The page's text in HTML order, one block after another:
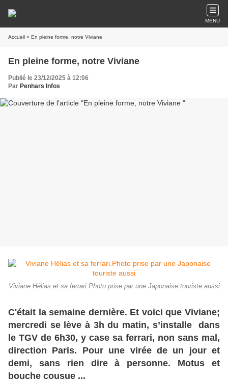
MENU
Accueil » En pleine forme, notre Viviane
En pleine forme, notre Viviane
Publié le 23/12/2025 à 12:06
Par Penhars Infos
Viviane Hélias et sa ferrari.Photo prise par une Japonaise touriste aussi
C'était la semaine dernière. Et voici que Viviane;
mercredi se lève à 3h du matin, s’installe dans
le TGV de 6h30, y case sa ferrari, non sans mal,
direction Paris. Pour une virée de un jour et
demi, sans rien dire à personne. Motus et
bouche cousue ...